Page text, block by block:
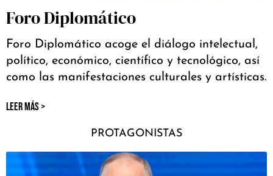
Foro Diplomático
Foro Diplomático acoge el diálogo intelectual,
político, económico, científico y tecnológico, así
como las manifestaciones culturales y artísticas.
LEER MÁS >
PROTAGONISTAS